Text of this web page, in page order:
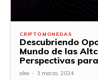
CRIPTOMONEDAS
Descubriendo
Mundo de las
Perspectivas
alex - 3 marzo, 2024